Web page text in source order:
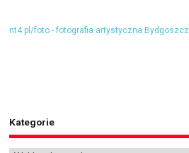
nt4.pl/foto - fotografia artystyczna Bydgoszcz
Kategorie